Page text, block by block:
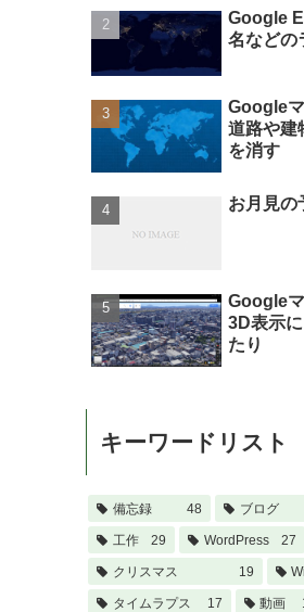
Google
名などの
Google
道路や建
を消す
お月見の
Google
3D表示
たり
キーワードリスト
備忘録 48 ブログ
工作 29 WordPress 27
クリスマス 19
タイムラプス 17 動画